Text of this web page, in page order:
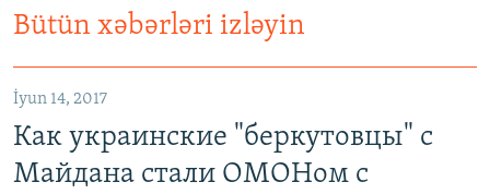
Bütün xəbərləri izləyin
İyun 14, 2017
Как украинские "беркутовцы" с
Майдана стали ОМОНом с